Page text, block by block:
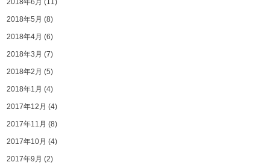
2018年6月 (11)
2018年5月 (8)
2018年4月 (6)
2018年3月 (7)
2018年2月 (5)
2018年1月 (4)
2017年12月 (4)
2017年11月 (8)
2017年10月 (4)
2017年9月 (2)